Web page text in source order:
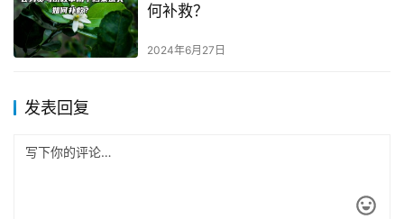
何补救？
2024年6月27日
发表回复